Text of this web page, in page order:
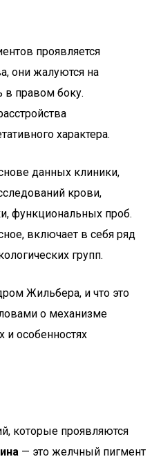
проявляется
они жалуются на
в правом боку.
характера.
данных клиники,
крови,
функциональных проб.
включает в себя ряд
групп.
Жильбера, и что это
о механизме
и особенностях
которые проявляются
— это желчный пигмент